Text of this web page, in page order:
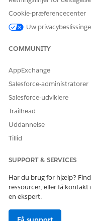
den specialiserede agent.
Hent berettigede
Udfør forløb for
Hent produkt
EXAMPLE
Scenarie: Ny
for at oprette
Cookie-præferencecenter
Uw
COMMUNITY
AppExchange
Salesforce-administratorer
Salesforce-udviklere
Trailhead
Uddannelse
Tillid
SUPPORT & SERVICES
Har du brug for hjælp?
ressourcer, eller få kontakt
en ekspert.